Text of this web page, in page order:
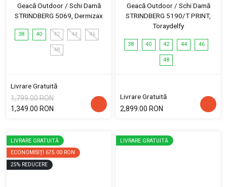
Geacă Outdoor / Schi Damă
STRINDBERG 5069, Dermizax
38 40 42 44 46
48
Livrare Gratuită
1,799.00 RON
1,349.00 RON
Geacă Outdoor / Schi Damă
STRINDBERG 5190/T PRINT,
Toraydelfy
38 40 42 44 46
48
Livrare Gratuită
2,899.00 RON
LIVRARE GRATUITĂ
ECONOMISIȚI 675.00 RON
25% REDUCERE
LIVRARE GRATUITĂ